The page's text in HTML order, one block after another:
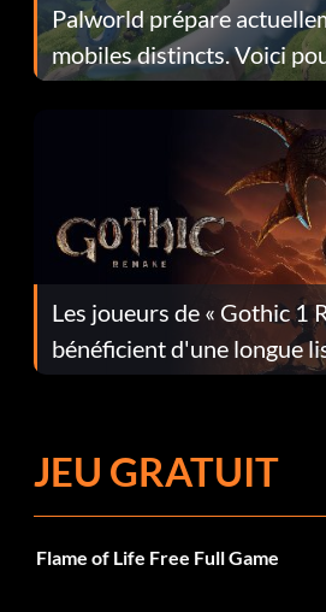
Palworld prépare
mobiles distincts. Voici
Les joueurs de « Gothic 1
bénéficient d'une longue
corrections dans la mise à
JEU GRATUIT
Flame of Life Free Full Game